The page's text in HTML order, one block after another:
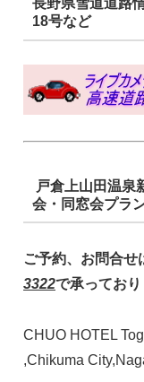
長野県雪道道路
18号など
戸倉上山田温泉
会・同窓会プラ
ご予約、お問合
3322で承っており
CHUO HOTEL
,Chikuma